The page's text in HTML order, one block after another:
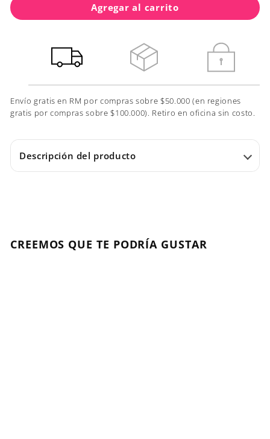
Agregar al carrito
Envío gratis en RM por compras sobre $50.000 (en regiones
gratis por compras sobre $100.000). Retiro en oficina sin costo.
Descripción del producto
CREEMOS QUE TE PODRÍA GUSTAR